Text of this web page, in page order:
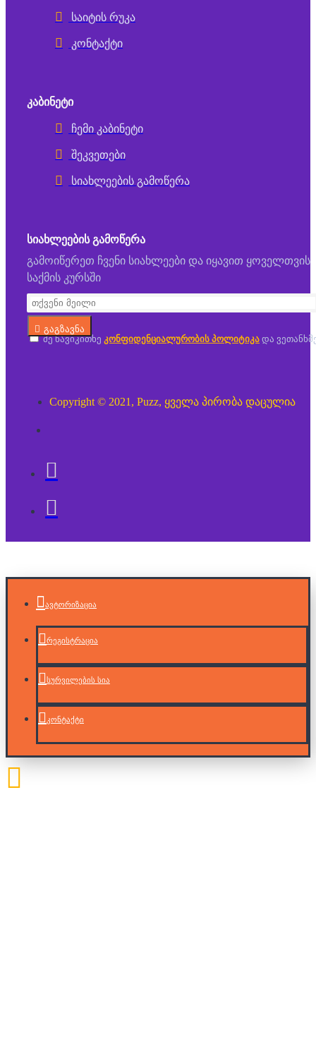
საიტის რუკა
კონტაქტი
ᲙᲐᲑᲘᲜᲔᲢᲘ
ჩემი კაბინეტი
შეკვეთები
სიახლეების გამოწერა
ᲡᲘᲐᲮᲚᲔᲔᲑᲘᲡ ᲒᲐᲛᲝᲬᲔᲠᲐ
გამოიწერეთ ჩვენი სიახლეები და იყავით ყოველთვის
საქმის კურსში
გაგზავნა
მე წავიკითხე კონფიდენციალურობის პოლიტიკა და
Copyright © 2021, Puzz, ყველა პირობა დაცულია
ავტორიზაცია
რეგისტრაცია
სურვილების სია
კონტაქტი